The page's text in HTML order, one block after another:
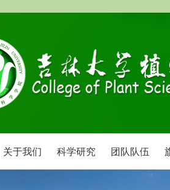
关于我们 科学研究 团队队伍